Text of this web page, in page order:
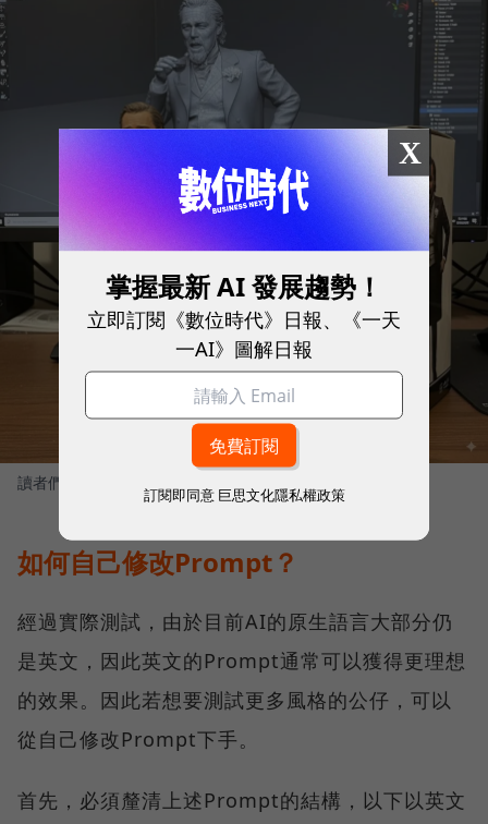
讀者們可以自己玩看看！
如何自己修改Prompt？
經過實際測試，由於目前AI的原生語言大部分仍
是英文，因此英文的Prompt通常可以獲得更理想
的效果。因此若想要測試更多風格的公仔，可以
從自己修改Prompt下手。
首先，必須釐清上述Prompt的結構，以下以英文
X
掌握最新 AI 發展趨勢！
立即訂閱《數位時代》日報、《一天
一AI》圖解日報
訂閱即同意 巨思文化隱私權政策